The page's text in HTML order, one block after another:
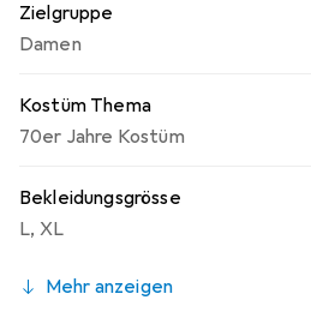
Zielgruppe
Damen
Kostüm Thema
70er Jahre Kostüm
Bekleidungsgrösse
L, XL
Mehr anzeigen